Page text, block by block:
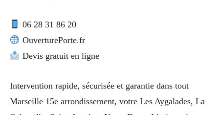
06 28 31 86 20
OuverturePorte.fr
Devis gratuit en ligne
Intervention rapide, sécurisée et garantie dans tout
Marseille 15e arrondissement, votre Les Aygalades, La